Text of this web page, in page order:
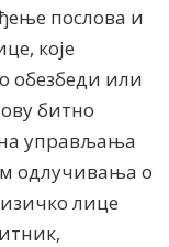
послова и
које
обезбеди или
битно
управљања
одлучивања о
лице